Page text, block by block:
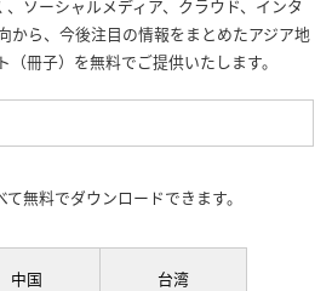
ソーシャルメディア、クラウド、インタ
から、今後注目の情報をまとめたアジア地
冊子）を無料でご提供いたします。
無料でダウンロードできます。
中国 台湾